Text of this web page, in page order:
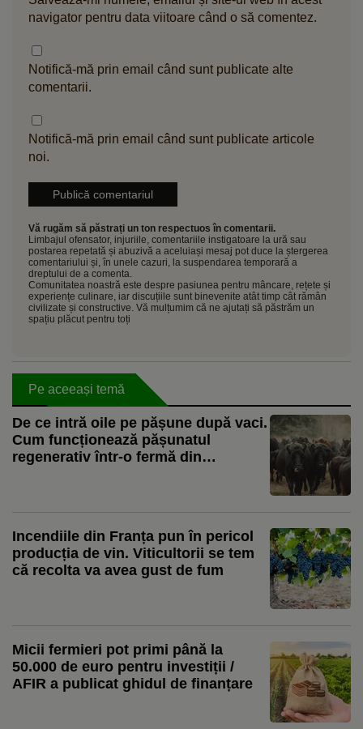
navigator pentru data viitoare când o să comentez.
Notifică-mă prin email când sunt publicate alte
comentarii.
Notifică-mă prin email când sunt publicate articole
noi.
Vă rugăm să păstrați un ton respectuos în comentarii.
Limbajul ofensator, injuriile, comentariile instigatoare la ură sau
postarea repetată și abuzivă a aceluiași mesaj pot duce la ștergerea
comentariului și, în unele cazuri, la suspendarea temporară a
dreptului de a comenta.
Comunitatea noastră este despre pasiunea pentru mâncare, rețete și
experiențe culinare, iar discuțiile sunt binevenite atât timp cât rămân
civilizate și constructive. Vă mulțumim că ne ajutați să păstrăm un
spațiu plăcut pentru toți
Pe aceeași temă
De ce intră oile pe pășune după vaci.
Cum funcționează pășunatul
regenerativ într-o fermă din
Incendiile din Franța pun în pericol
producția de vin. Viticultorii se tem
că recolta va avea gust de fum
Micii fermieri pot primi până la
50.000 de euro pentru investiții /
AFIR a publicat ghidul de finanțare